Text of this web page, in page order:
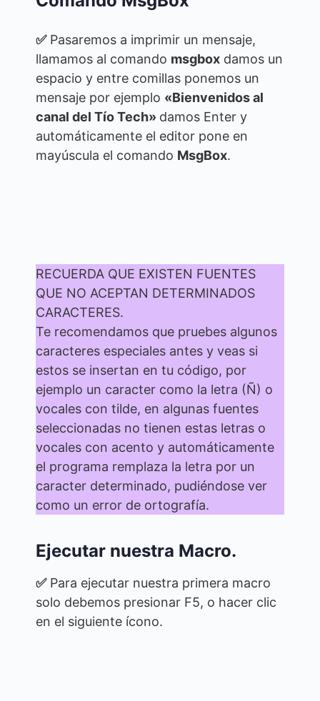
✅Pasaremos a imprimir un mensaje,
llamamos al comando msgbox damos un
espacio y entre comillas ponemos un
mensaje por ejemplo «Bienvenidos al
canal del Tío Tech» damos Enter y
automáticamente el editor pone en
mayúscula el comando MsgBox.
RECUERDA QUE EXISTEN FUENTES
QUE NO ACEPTAN DETERMINADOS
CARACTERES.
Te recomendamos que pruebes algunos
caracteres especiales antes y veas si
estos se insertan en tu código, por
ejemplo un caracter como la letra (Ñ) o
vocales con tilde, en algunas fuentes
seleccionadas no tienen estas letras o
vocales con acento y automáticamente
el programa remplaza la letra por un
caracter determinado, pudiéndose ver
como un error de ortografía.
Ejecutar nuestra Macro.
✅Para ejecutar nuestra primera macro
solo debemos presionar F5, o hacer clic
en el siguiente ícono.